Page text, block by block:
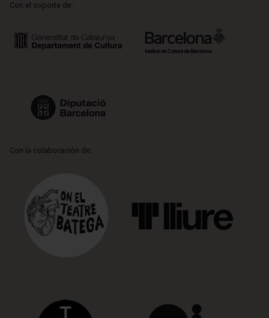
Con el soporte de:
Con la colaboración de: